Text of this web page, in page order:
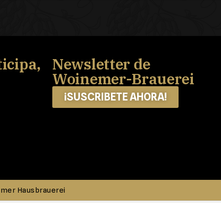
Newsletter de
Woinemer-Brauerei
¡SUSCRIBETE AHORA!
Hausbrauerei